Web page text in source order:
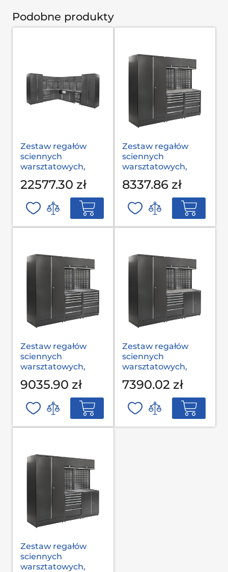
Podobne produkty
Zestaw regałów
sciennych
warsztatowych,
С-08-002 S op
22577.30 zł
Zestaw regałów
sciennych
warsztatowych,
L-03-001 G(2,0) op
8337.86 zł
Zestaw regałów
sciennych
warsztatowych,
L-03-001 S op
9035.90 zł
Zestaw regałów
sciennych
warsztatowych,
L-03-002 G(2,0) op
7390.02 zł
Zestaw regałów
sciennych
warsztatowych,